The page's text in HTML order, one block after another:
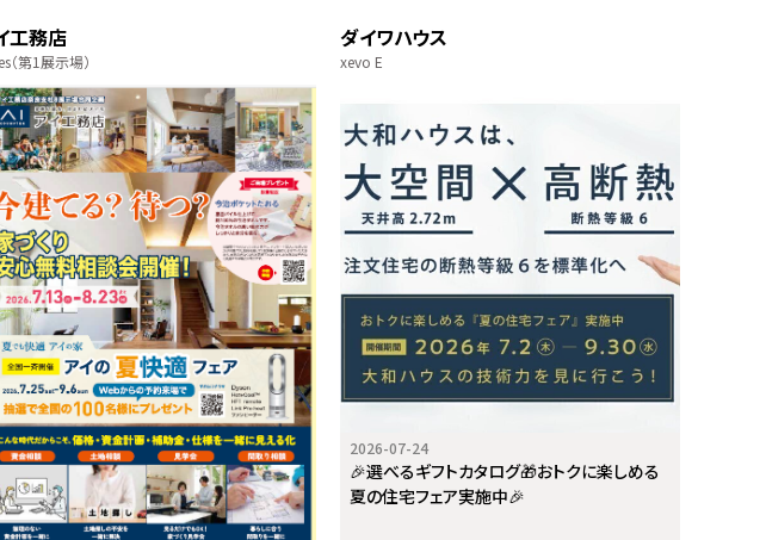
工務店
（第1展示場）
ダイワハウス
xevo E
2026-07-24
🎉選べるギフトカタログ🎁おトクに楽しめる
夏の住宅フェア実施中🎉